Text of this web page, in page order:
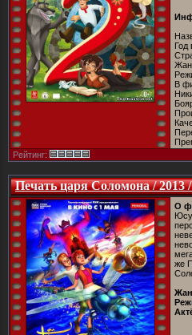
Год
В
Рейтинг:
Печать царя Соломона / 2013
О
же